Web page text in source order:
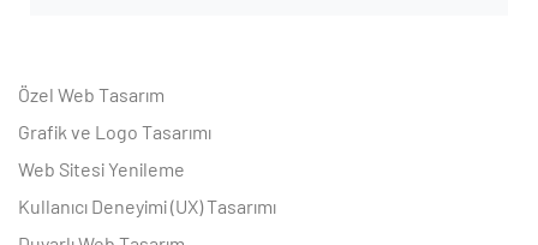
Özel Web Tasarım
Grafik ve Logo Tasarımı
Web Sitesi Yenileme
Kullanıcı Deneyimi (UX) Tasarımı